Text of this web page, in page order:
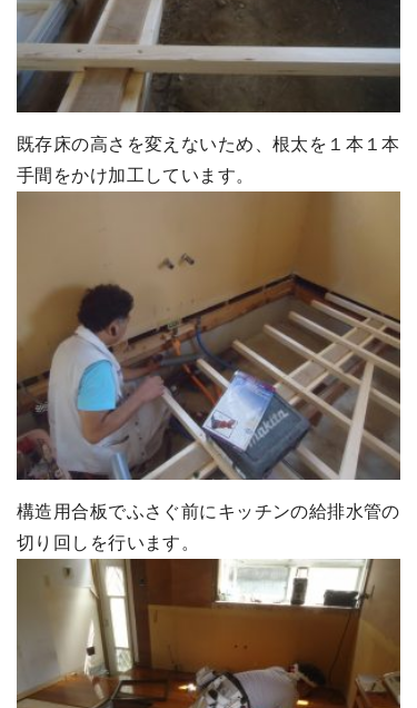
既存床の高さを変えないため、根太を１本１本
手間をかけ加工しています。
構造用合板でふさぐ前にキッチンの給排水管の
切り回しを行います。